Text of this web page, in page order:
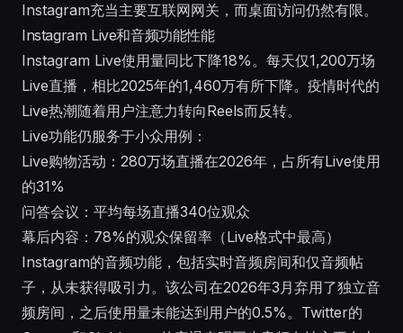
Instagram充当主要互联网网关，而桌面访问仍然有限。
Instagram Live和音频功能性能
Instagram Live使用量同比下降18%。每天仅1,200万场
Live直播，相比2025年的1,460万有所下降。疫情时代的
Live热潮随着用户注意力转向Reels而反转。
Live功能仍服务于小众用例：
Live购物活动：280万场直播在2026年，占所有Live使用
的31%
问答会议：平均每场直播340位观众
幕后内容：78%的观众保留率（Live格式中最高）
Instagram的音频功能，包括实时音频房间和仅音频帖
子，从未获得吸引力。该公司在2026年3月弃用了独立音
频房间，之后使用量未能达到用户的0.5%。Twitter的